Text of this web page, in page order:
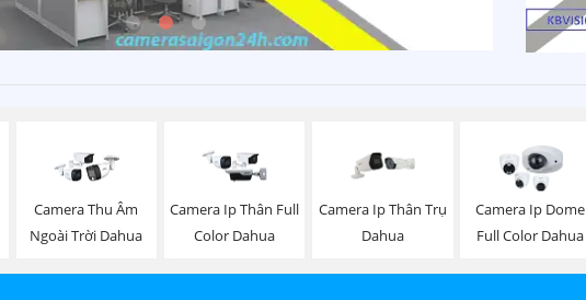
Camera Thu Âm
Ngoài Trời Dahua
Camera Ip Thân Full
Color Dahua
Camera Ip Thân Trụ
Dahua
Camera Ip Dome
Full Color Dahua